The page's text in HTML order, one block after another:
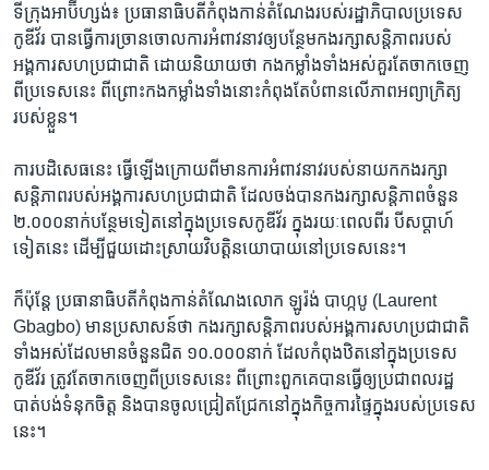
ទៅ​
កាន់​
ទំព័រ​
ស្វែង​
រក
ភាសា
ទីក្រុងអាប៊ីហ្សង់៖ ប្រធានាធិបតី​កំពុង​កាន់តំណែង​របស់​រដ្ឋាភិបាល​ប្រទេស​
កូឌីវ័រ​ បាន​ធ្វើការ​ច្រានចោល​ការអំពាវនាវ​ឲ្យ​បន្ថែម​កងរក្សា​សន្តិភាព​របស់​
អង្គការ​សហប្រជាជាតិ​ ដោយ​និយាយ​ថា​ កងកម្លាំង​ទាំងអស់​គួរតែ​ចាកចេញ​
ពី​ប្រទេស​នេះ ​ពីព្រោះ​កងកម្លាំង​ទាំងនោះ​កំពុងតែ​បំពាន​លើ​ភាព​អព្យាក្រិត្យ​
របស់​ខ្លួន។
ការបដិសេធ​នេះ​ ធ្វើ​ឡើង​ក្រោយ​ពី​មាន​ការ​អំពាវនាវ​របស់នាយក​កងរក្សា​
សន្តិភាព​របស់​អង្គការ​សហប្រជាជាតិ​ ដែល​ចង់​បាន​កងរក្សា​សន្តិភាព​ចំនួន​
២.០០០​នាក់​បន្ថែម​ទៀត​នៅក្នុង​ប្រទេស​កូឌីវ័រ​ ក្នុង​រយៈពេល​ពីរ​ បី​សប្តាហ៍​
ទៀត​នេះ​ ដើម្បី​ជួយ​ដោះស្រាយ​វិបត្តិ​នយោបាយ​នៅ​ប្រទេស​នេះ។
ក៏ប៉ុន្តែ​ ប្រធានាធិបតី​កំពុង​កាន់តំណែង​លោក​ ឡូរ៉ង់​ បាហ្កបូ​ (Laurent
Gbagbo) មាន​ប្រសាសន៍​ថា​ កងរក្សា​សន្តិភាព​របស់​អង្គការ​សហប្រជាជាតិ​
ទាំងអស់​ដែល​មាន​ចំនួន​ជិត​ ១០.០០០នាក់​ ដែល​កំពុង​ឋិត​នៅ​ក្នុង​ប្រទេស​
កូឌីវ័រ​ ត្រូវតែ​ចាកចេញ​ពី​ប្រទេស​នេះ​ ពីព្រោះ​ពួកគេ​បាន​ធ្វើ​ឲ្យ​ប្រជាពលរដ្ឋ​
បាត់បង់​ទំនុកចិត្ត​ និង​បាន​ចូល​ជ្រៀតជ្រែក​នៅ​ក្នុង​កិច្ចការ​ផ្ទៃក្នុង​របស់​ប្រទេស​
នេះ។